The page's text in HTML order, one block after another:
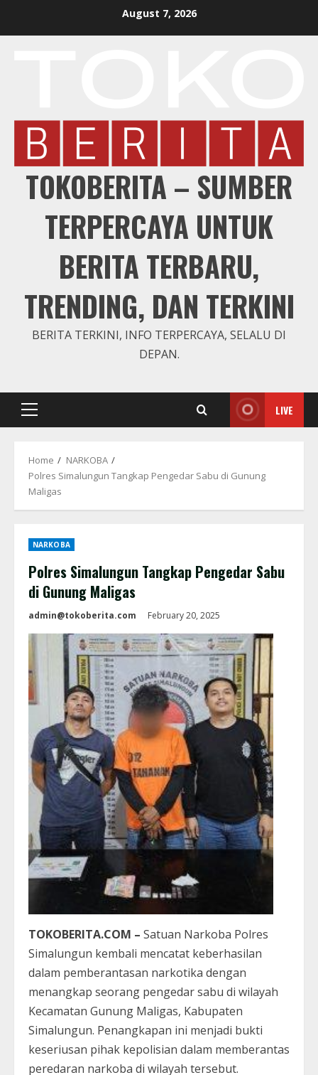
August 7, 2026
TOKOBERITA – SUMBER
TERPERCAYA UNTUK
BERITA TERBARU,
TRENDING, DAN TERKINI
BERITA TERKINI, INFO TERPERCAYA, SELALU DI
DEPAN.
Primary
LIVE
Home
NARKOBA
Polres Simalungun Tangkap Pengedar Sabu di Gunung
Maligas
NARKOBA
Polres Simalungun Tangkap Pengedar Sabu
di Gunung Maligas
admin@tokoberita.com February 20, 2025
TOKOBERITA.COM – Satuan Narkoba Polres
Simalungun kembali mencatat keberhasilan
dalam pemberantasan narkotika dengan
menangkap seorang pengedar sabu di wilayah
Kecamatan Gunung Maligas, Kabupaten
Simalungun. Penangkapan ini menjadi bukti
keseriusan pihak kepolisian dalam memberantas
peredaran narkoba di wilayah tersebut.